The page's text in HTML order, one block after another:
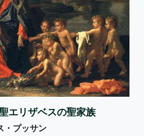
エリザベスの聖家族
・プッサン